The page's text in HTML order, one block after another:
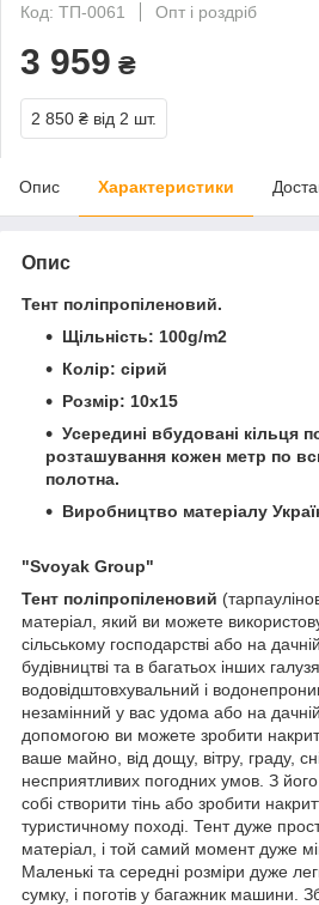
Код: ТП-0061
Опт і роздріб
3 959 ₴
2 850 ₴ від 2 шт.
Опис Характеристики
Опис
Тент поліпропіленовий.
Щільність: 100g/m2
Колір: сірий
Розмір: 10х15
Усередині вбудовані кільця
розташування кожен метр по
полотна.
Виробництво матеріалу
"Svoyak Group"
Тент поліпропіленовий
матеріал, який ви можете
сільському господарстві або на
будівництві та в багатьох інших
водовідштовхувальний і
незамінний у вас удома або на
допомогою ви можете зробити
ваше майно, від дощу, вітру, граду,
несприятливих погодних умов. З
собі створити тінь або зробити
туристичному поході. Тент дуже
матеріал, і той самий момент дуже
Маленькі та середні розміри дуже
сумку, і поготів у багажник машини.